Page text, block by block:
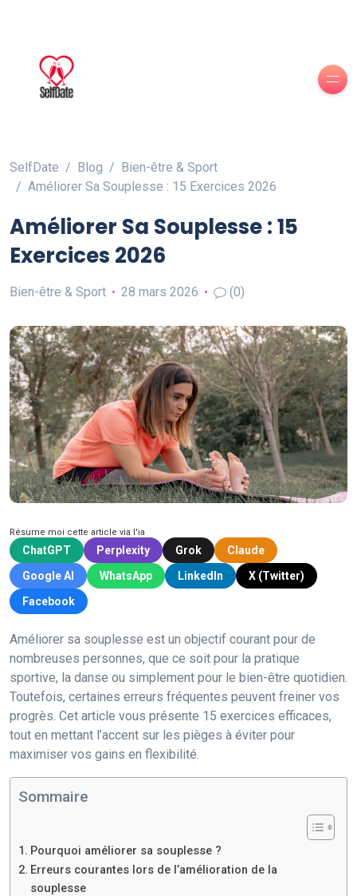
SelfDate Blog
Bien-être & Sport
Améliorer Sa Souplesse : 15 Exercices 2026
Améliorer Sa Souplesse : 15
Exercices 2026
Bien-être & Sport 28 mars 2026 (0)
Résume moi cette article via l'ia
ChatGPT Perplexity Grok
Claude
Google AI
WhatsApp LinkedIn
X (Twitter)
Facebook
Améliorer sa souplesse est un objectif courant pour de
nombreuses personnes, que ce soit pour la pratique
sportive, la danse ou simplement pour le bien-être quotidien.
Toutefois, certaines erreurs fréquentes peuvent freiner vos
progrès. Cet article vous présente 15 exercices efficaces,
tout en mettant l’accent sur les pièges à éviter pour
maximiser vos gains en flexibilité.
Sommaire
Pourquoi améliorer sa souplesse ?
Erreurs courantes lors de l’amélioration de la
souplesse